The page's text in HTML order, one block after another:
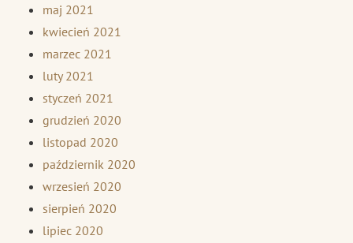
maj 2021
kwiecień 2021
marzec 2021
luty 2021
styczeń 2021
grudzień 2020
listopad 2020
październik 2020
wrzesień 2020
sierpień 2020
lipiec 2020